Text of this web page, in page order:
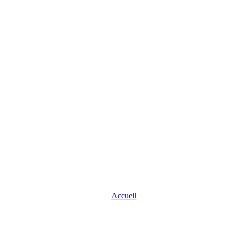
Accueil